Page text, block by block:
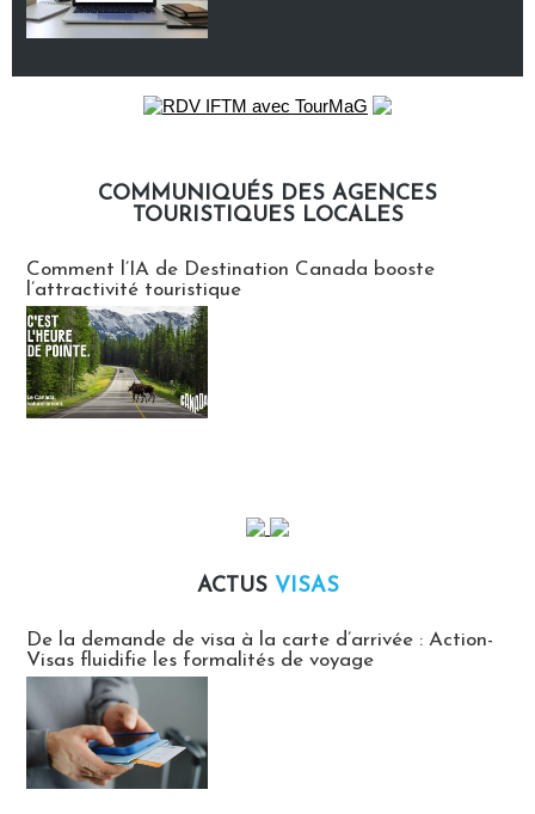
COMMUNIQUÉS DES AGENCES
TOURISTIQUES LOCALES
Comment l’IA de Destination Canada booste
l’attractivité touristique
ACTUS VISAS
De la demande de visa à la carte d’arrivée : Action-
Visas fluidifie les formalités de voyage